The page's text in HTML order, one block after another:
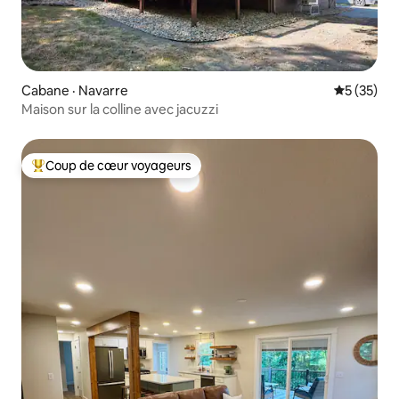
Cabane · Navarre Note
5 (35)
Maison sur la colline avec jacuzzi
Coup de cœur voyageurs parmi les plus aimés
Coup de cœur voyageurs